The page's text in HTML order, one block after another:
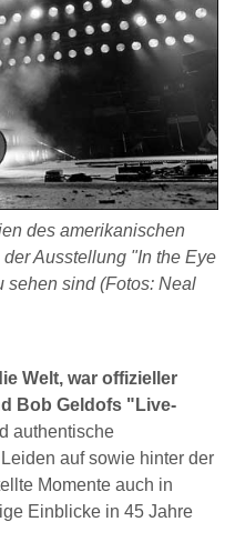
des amerikanischen
Ausstellung "In the Eye
sehen sind (Fotos: Neal
Welt, war offizieller
Bob Geldofs "Live-
authentische
auf sowie hinter der
Momente auch in
Einblicke in 45 Jahre